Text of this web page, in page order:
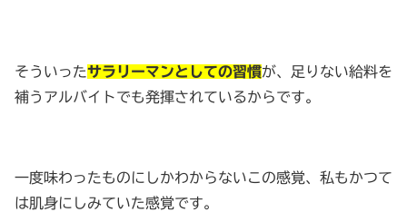
そういったサラリーマンとしての習慣が、足りない給料を
補うアルバイトでも発揮されているからです。
一度味わったものにしかわからないこの感覚、私もかつて
は肌身にしみていた感覚です。